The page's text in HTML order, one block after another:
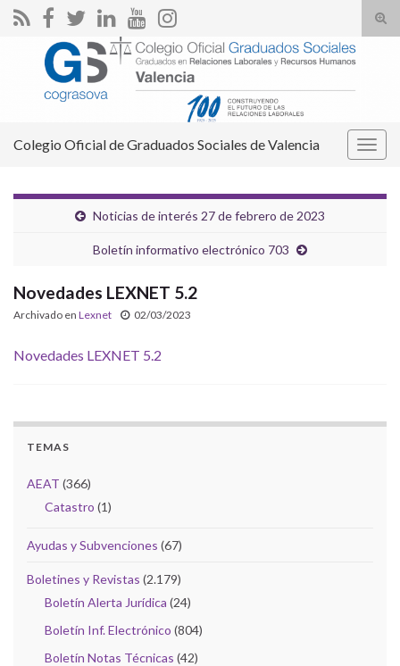
el
Search for:
Colegio Oficial de Graduados Sociales de Valencia
Noticias de interés 27 de febrero de 2023
Boletín informativo electrónico 703
Novedades LEXNET 5.2
Archivado en Lexnet 02/03/2023
Novedades LEXNET 5.2
TEMAS
AEAT (366)
Catastro (1)
Ayudas y Subvenciones (67)
Boletines y Revistas (2.179)
Boletín Alerta Jurídica (24)
Boletín Inf. Electrónico (804)
Boletín Notas Técnicas (42)